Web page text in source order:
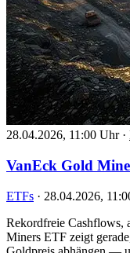
28.04.2026, 11:00 Uhr ·
VanEck Gold
ETFs · 28.04.2026,
Rekordfreie Cashflows,
Miners ETF zeigt